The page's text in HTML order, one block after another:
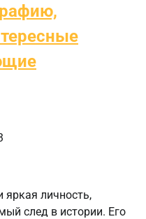
личность,
след в истории. Его